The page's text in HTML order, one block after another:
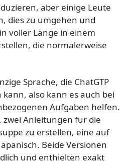
aber einige Leute
dies zu umgehen und
voller Länge in einem
die normalerweise
Sprache, die ChatGTP
also kann es auch bei
Aufgaben helfen.
zwei Anleitungen für die
zu erstellen, eine auf
Beide Versionen
und enthielten exakt